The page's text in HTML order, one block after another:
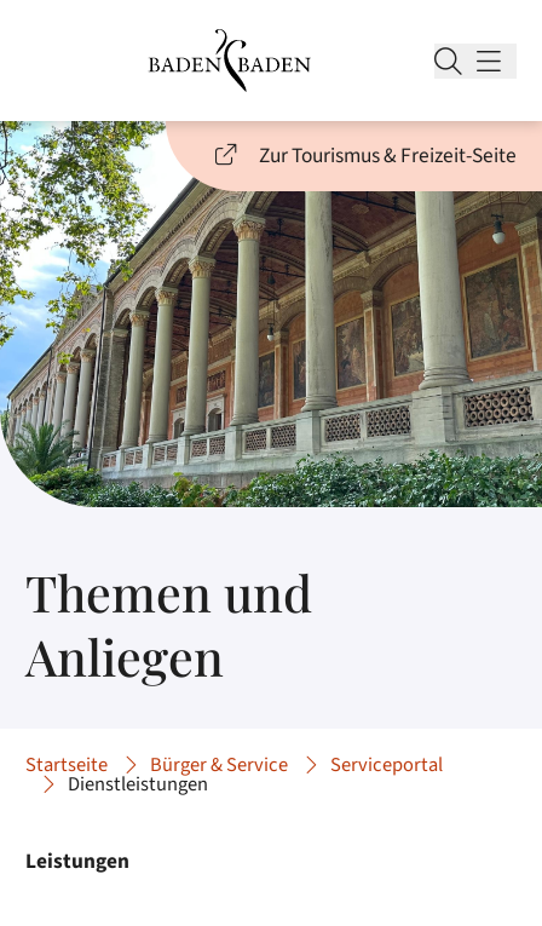
Zur Tourismus & Freizeit-Seite
Themen und
Anliegen
Startseite Bürger & Service Serviceportal
Dienstleistungen
Leistungen